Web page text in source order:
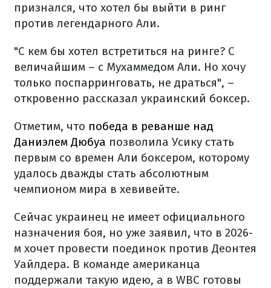
признался, что хотел бы выйти в ринг
против легендарного Али.
"С кем бы хотел встретиться на ринге? С
величайшим – с Мухаммедом Али. Но хочу
только поспарринговать, не драться", –
откровенно рассказал украинский боксер.
Отметим, что победа в реванше над
Даниэлем Дюбуа позволила Усику стать
первым со времен Али боксером, которому
удалось дважды стать абсолютным
чемпионом мира в хевивейте.
Сейчас украинец не имеет официального
назначения боя, но уже заявил, что в 2026-
м хочет провести поединок против Деонтея
Уайлдера. В команде американца
поддержали такую идею, а в WBC готовы